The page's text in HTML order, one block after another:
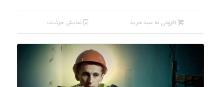
افزودن به سبد خرید نمایش جزئیات